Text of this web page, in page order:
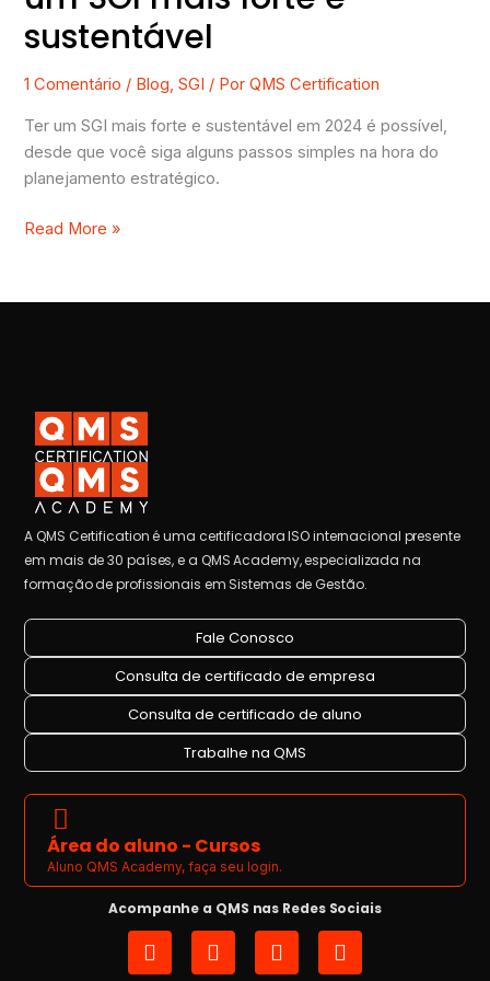
sustentável
1 Comentário / Blog,SGI / PorQMS Certification
Ter um SGI mais forte e sustentável em 2024 é possível,
desde que você siga alguns passos simples na hora do
planejamento estratégico.
Read More »
A QMS Certification é uma certificadora ISO internacional presente
em mais de 30 países, e a QMS Academy, especializada na
formação de profissionais em Sistemas de Gestão.
Fale Conosco
Consulta de certificado de empresa
Consulta de certificado de aluno
Trabalhe na QMS
Área do aluno - Cursos
Aluno QMS Academy, faça seu login.
Acompanhe a QMS nas Redes Sociais
I
n
L
i
Y
o
F
a